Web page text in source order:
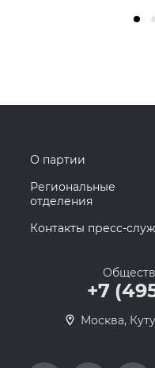
О партии
Региональные
отделения
Контакты пресс-
+7
Москва,